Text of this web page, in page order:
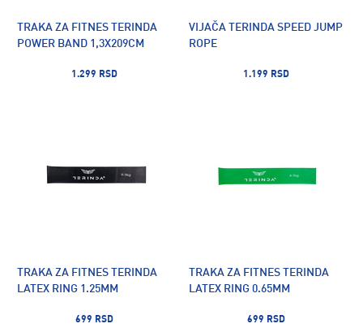
TRAKA ZA FITNES TERINDA
POWER BAND 1,3X209CM
1.299 RSD
VIJAČA TERINDA SPEED JUMP
ROPE
1.199 RSD
TRAKA ZA FITNES TERINDA
LATEX RING 1.25MM
699 RSD
TRAKA ZA FITNES TERINDA
LATEX RING 0.65MM
699 RSD